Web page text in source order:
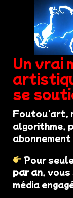
Un vrai
se
Foutou'art,
algorithme,
abonnement
Pour
par an,
média